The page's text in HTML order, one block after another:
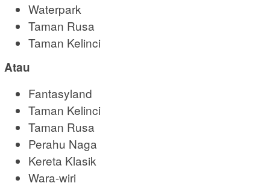
Waterpark
Taman Rusa
Taman Kelinci
Atau
Fantasyland
Taman Kelinci
Taman Rusa
Perahu Naga
Kereta Klasik
Wara-wiri